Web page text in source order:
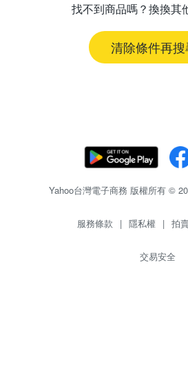
找不到商品嗎？換換其
清除條件再
Yahoo台灣電子商務 版權所有 ©
服務條款 | 隱私權 | 拍
交易安全